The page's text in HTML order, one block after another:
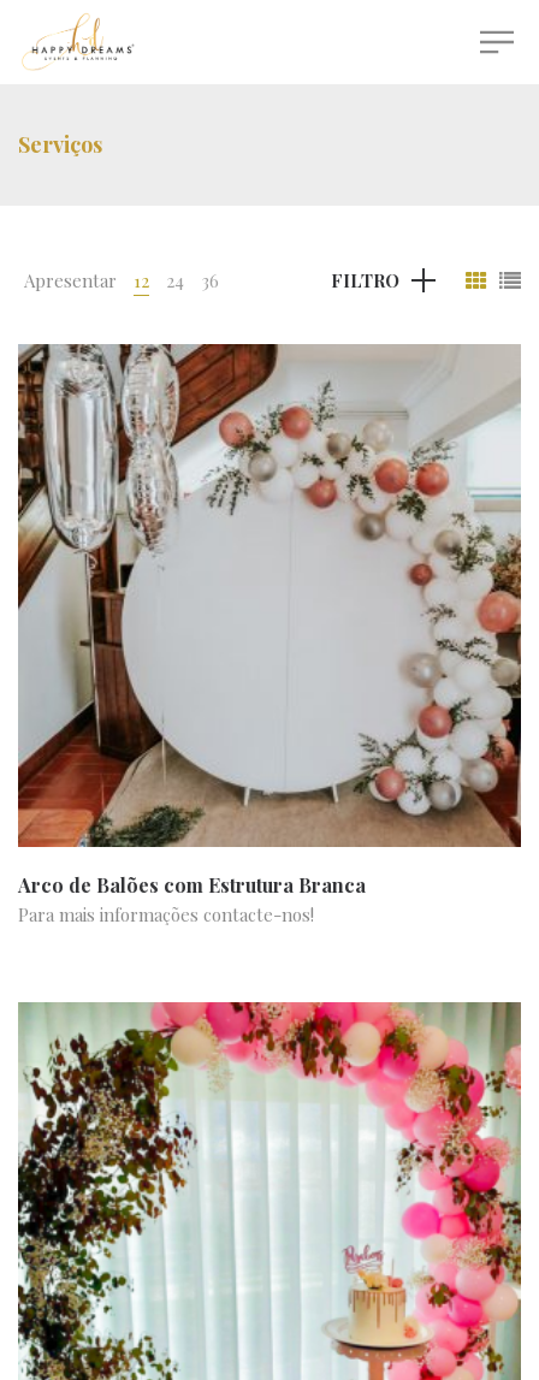
Serviços
Apresentar 12 24 36 FILTRO
Arco de Balões com Estrutura Branca
Para mais informações contacte-nos!